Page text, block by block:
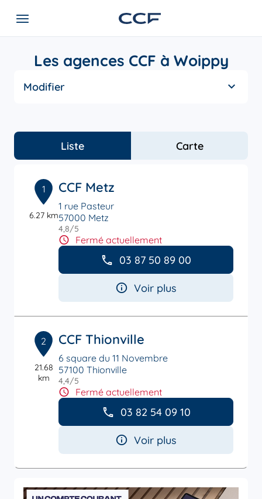
Les agences CCF à Woippy
Modifier
Liste Carte
1
6.27 km
CCF Metz
1 rue Pasteur
57000 Metz
4,8/5
Fermé actuellement
03 87 50 89 00
Voir plus
2
21.68
km
CCF Thionville
6 square du 11 Novembre
57100 Thionville
4,4/5
Fermé actuellement
03 82 54 09 10
Voir plus